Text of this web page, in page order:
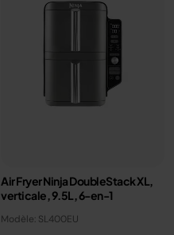
Air Fryer Ninja DoubleStack XL,
verticale, 9.5L, 6-en-1
Modèle: SL400EU